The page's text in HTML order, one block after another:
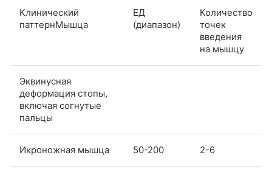
Клинический
паттернМышца
ЕД
(диапазон)
Количество
точек
введения
на мышцу
Эквинусная
деформация стопы,
включая согнутые
пальцы
Икроножная мышца 50-200 2-6